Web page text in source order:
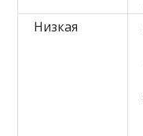
Низкая